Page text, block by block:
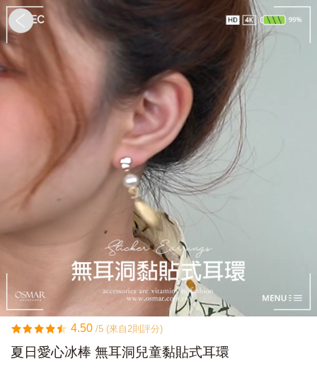
4.50 /5 (來自2則評分)
夏日愛心冰棒 無耳洞兒童黏貼式耳環